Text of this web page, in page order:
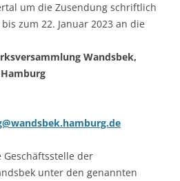
um die Zusendung schriftlich
zum 22. Januar 2023 an die
Wandsbek,
Geschäftsstelle der
unter den genannten